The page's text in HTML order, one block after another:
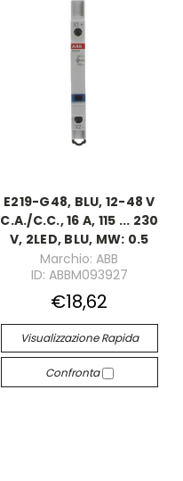
E219-G48, BLU, 12-48 V
C.A./C.C., 16 A, 115 ... 230
V, 2LED, BLU, MW: 0.5
Marchio: ABB
ID: ABBM093927
€18,62
Visualizzazione Rapida
Confronta